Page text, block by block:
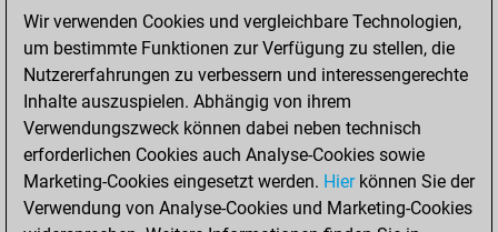
Sonntag, Januar
8, 2023
your Studies account
Studies
Samstag,
Dezember 24,
2022
Wir verwenden Cookies und vergleichbare Technologien,
um bestimmte Funktionen zur Verfügung zu stellen, die
Nutzererfahrungen zu verbessern und interessengerechte
Inhalte auszuspielen. Abhängig von ihrem
Verwendungszweck können dabei neben technisch
erforderlichen Cookies auch Analyse-Cookies sowie
Marketing-Cookies eingesetzt werden. Hierkönnen Sie der
Verwendung von Analyse-Cookies und Marketing-Cookies